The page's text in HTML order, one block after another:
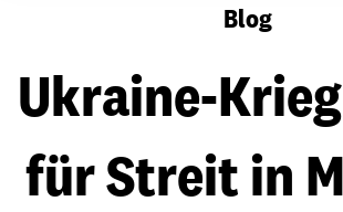
Blog
Ukraine-
für Streit in